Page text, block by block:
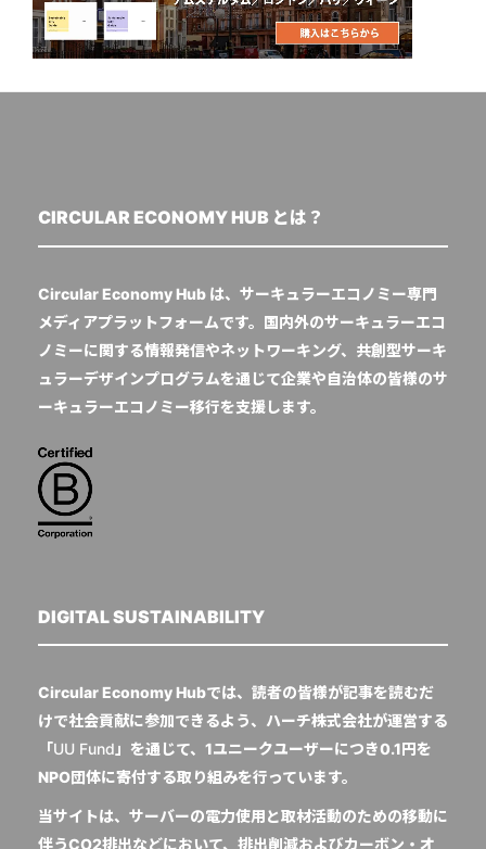
CIRCULAR ECONOMY HUB とは？
Circular Economy Hub は、サーキュラーエコノミー専門
メディアプラットフォームです。国内外のサーキュラーエコ
ノミーに関する情報発信やネットワーキング、共創型サーキ
ュラーデザインプログラムを通じて企業や自治体の皆様のサ
ーキュラーエコノミー移行を支援します。
DIGITAL SUSTAINABILITY
Circular Economy Hubでは、読者の皆様が記事を読むだ
けで社会貢献に参加できるよう、ハーチ株式会社が運営する
「UU Fund 」を通じて、1ユニークユーザーにつき0.1円を
NPO団体に寄付する取り組みを行っています。
当サイトは、サーバーの電力使用と取材活動のための移動に
伴うCO2排出などにおいて、排出削減およびカーボン・オ